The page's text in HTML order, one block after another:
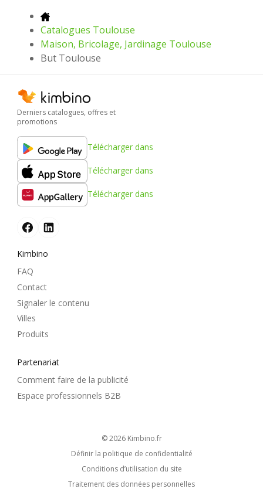
Catalogues Toulouse
Maison, Bricolage, Jardinage Toulouse
But Toulouse
Derniers catalogues, offres et
promotions
Télécharger dans
Télécharger dans
Télécharger dans
Kimbino
FAQ
Contact
Signaler le contenu
Villes
Produits
Partenariat
Comment faire de la publicité
Espace professionnels B2B
© 2026 kimbino.fr
Définir la politique de confidentialité
Conditions d’utilisation du site
Traitement des données personnelles